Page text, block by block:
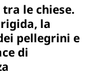
le chiese.
la
pellegrini e
di